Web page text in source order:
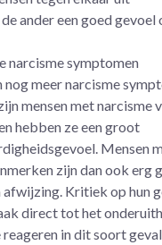
ander een goed
narcisme symptomen
nog meer narcisme
mensen met narcisme
hebben ze een groot
Mensen
zijn dan ook erg
afwijzing. Kritiek op hun
direct tot het
reageren in dit soort